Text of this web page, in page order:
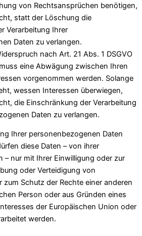
von Rechtsansprüchen benötigen,
statt der Löschung die
Verarbeitung Ihrer
Daten zu verlangen.
nach Art. 21 Abs. 1 DSGVO
eine Abwägung zwischen Ihren
vorgenommen werden. Solange
wessen Interessen überwiegen,
die Einschränkung der Verarbeitung
Daten zu verlangen.
Ihrer personenbezogenen Daten
diese Daten – von ihrer
– nur mit Ihrer Einwilligung oder zur
oder Verteidigung von
Schutz der Rechte einer anderen
Person oder aus Gründen eines
der Europäischen Union oder
werden.